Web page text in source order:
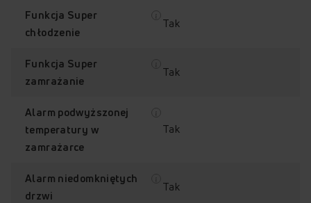
Funkcja Super
chłodzenie
Tak
Funkcja Super
zamrażanie
Tak
Alarm podwyższonej
temperatury w
zamrażarce
Tak
Alarm niedomkniętych
drzwi
Tak